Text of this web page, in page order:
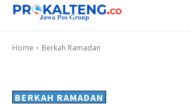
Home Berkah Ramadan
BERKAH RAMADAN